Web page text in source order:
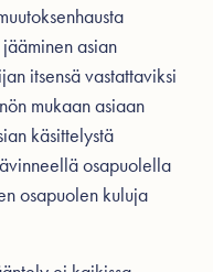
asian
itsensä vastattaviksi
mukaan asiaan
käsittelystä
osapuolella
osapuolen kuluja